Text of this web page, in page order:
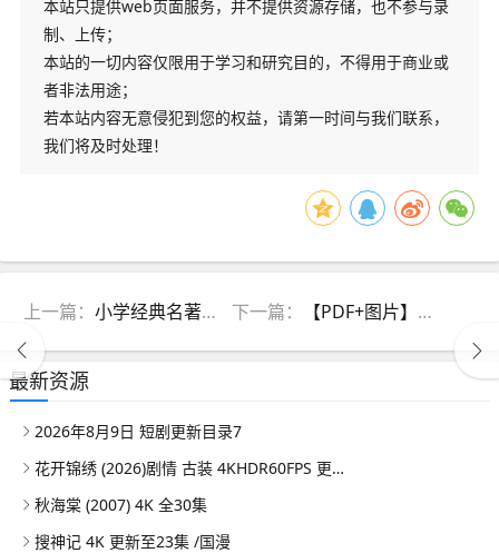
本站只提供web页面服务，并不提供资源存储，也不参与录
制、上传；
本站的一切内容仅限用于学习和研究目的，不得用于商业或
者非法用途；
若本站内容无意侵犯到您的权益，请第一时间与我们联系，
我们将及时处理！
上一篇： 小学经典名著精彩片段+读后感范文 下一篇： 【PDF+图片】《国家地理杂志》2023年9月号
最新资源
2026年8月9日 短剧更新目录7
花开锦绣 (2026)剧情 古装 4KHDR60FPS 更新04集
秋海棠 (2007) 4K 全30集
搜神记 4K 更新至23集 /国漫